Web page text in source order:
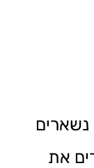
נשארים
את